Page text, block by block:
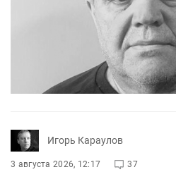
Игорь Караулов
3 августа 2026, 12:17 37